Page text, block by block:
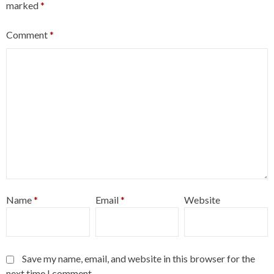
marked*
Comment*
Name* Email* Website
Save my name, email, and website in this browser for the